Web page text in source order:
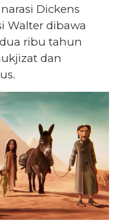
Dickens
Walter dibawa
ribu tahun
dan